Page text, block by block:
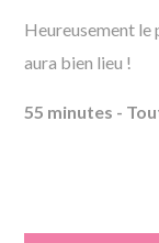
Heureusement le
aura bien lieu !
55 minutes -